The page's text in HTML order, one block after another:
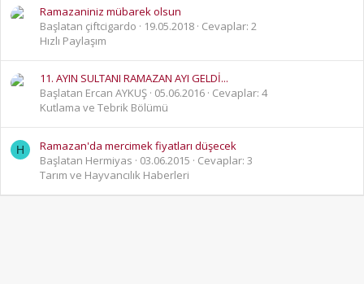
Ramazaniniz mübarek olsun
Başlatan çiftcigardo
19.05.2018 Cevaplar: 2
Hızlı Paylaşım
11. AYIN SULTANI RAMAZAN AYI GELDİ...
Başlatan Ercan AYKUŞ 05.06.2016 Cevaplar: 4
Kutlama ve Tebrik Bölümü
H
Ramazan'da mercimek fiyatları düşecek
Başlatan Hermiyas
03.06.2015
Cevaplar: 3
Tarım ve Hayvancılık Haberleri